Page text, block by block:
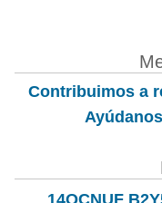
Contribuimos a
14QCNUF